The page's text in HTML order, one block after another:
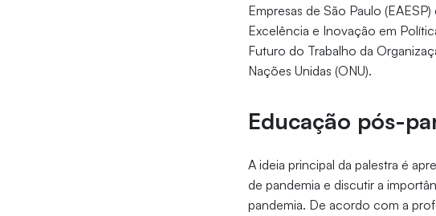
Empresas de São Paulo
Excelência e Inovação em
Futuro do Trabalho da
Nações Unidas (ONU).
Educação pós-
A ideia principal da palestra é
de pandemia e discutir a
pandemia. De acordo com a